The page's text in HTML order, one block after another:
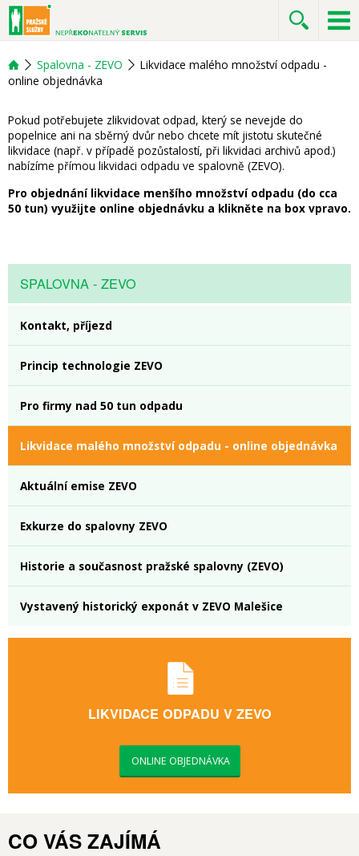
Spalovna - ZEVO
Likvidace malého množství odpadu -
online objednávka
Pokud potřebujete zlikvidovat odpad, který se nevejde do
popelnice ani na sběrný dvůr nebo chcete mít jistotu skutečné
likvidace (např. v případě pozůstalostí, při likvidaci archivů apod.)
nabízíme přímou likvidaci odpadu ve spalovně (ZEVO).
Pro objednání likvidace menšího množství odpadu (do cca
50 tun) využijte online objednávku a klikněte na box vpravo.
SPALOVNA - ZEVO
Kontakt, příjezd
Princip technologie ZEVO
Pro firmy nad 50 tun odpadu
Likvidace malého množství odpadu - online objednávka
Aktuální emise ZEVO
Exkurze do spalovny ZEVO
Historie a současnost pražské spalovny (ZEVO)
Vystavený historický exponát v ZEVO Malešice
LIKVIDACE ODPADU V ZEVO
ONLINE OBJEDNÁVKA
CO VÁS ZAJÍMÁ